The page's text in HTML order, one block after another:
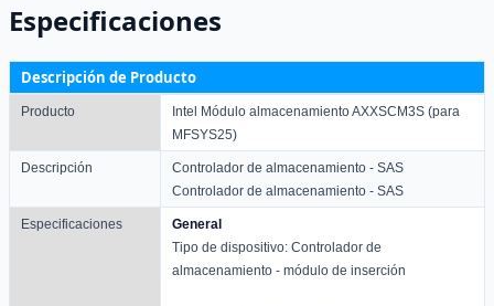
Especificaciones
Descripción de Producto
Producto
Intel Módulo almacenamiento AXXSCM3S (para
MFSYS25)
Descripción
Controlador de almacenamiento - SAS
Controlador de almacenamiento - SAS
Especificaciones
General
Tipo de dispositivo: Controlador de
almacenamiento - módulo de inserción